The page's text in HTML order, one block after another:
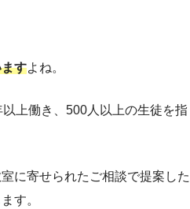
すよね。
上働き、500人以上の生徒を指
に寄せられたご相談で提案した
す。